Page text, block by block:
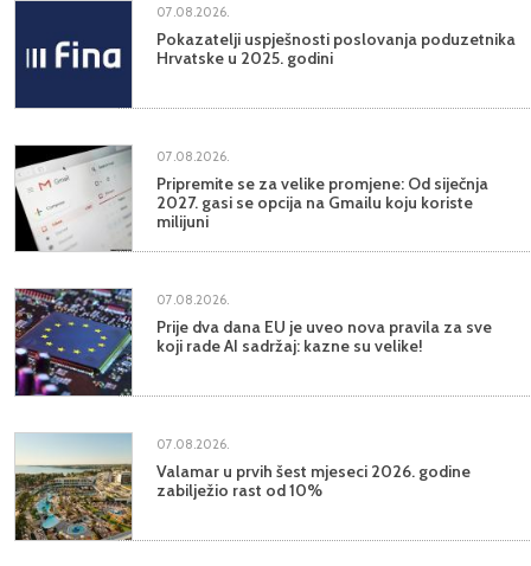
07.08.2026.
Pokazatelji uspješnosti poslovanja poduzetnika
Hrvatske u 2025. godini
07.08.2026.
Pripremite se za velike promjene: Od siječnja
2027. gasi se opcija na Gmailu koju koriste
milijuni
07.08.2026.
Prije dva dana EU je uveo nova pravila za sve
koji rade AI sadržaj: kazne su velike!
07.08.2026.
Valamar u prvih šest mjeseci 2026. godine
zabilježio rast od 10%